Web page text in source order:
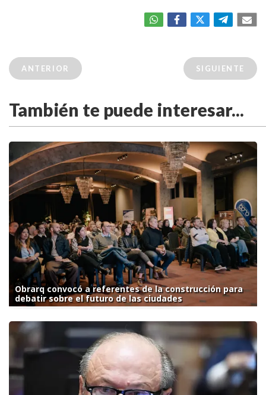
ANTERIOR SIGUIENTE
También te puede interesar...
Obrarq convocó a referentes de la construcción para
debatir sobre el futuro de las ciudades